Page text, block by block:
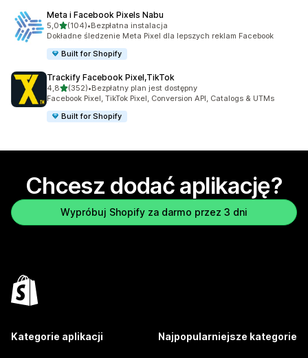
Meta i Facebook Pixels Nabu
5,0na 5 gwiazdek
(104)
Łączna liczba recenzji: 104
•Bezpłatna instalacja
Dokładne śledzenie Meta Pixel dla lepszych reklam Facebook
Built for Shopify
Trackify Facebook Pixel,TikTok
4,8na 5 gwiazdek
(352)
Łączna liczba recenzji: 352
•Bezpłatny plan jest dostępny
Facebook Pixel, TikTok Pixel, Conversion API, Catalogs & UTMs
Built for Shopify
Chcesz dodać aplikację?
Wypróbuj Shopify za darmo przez 3 dni
Kategorie aplikacji Najpopularniejsze kategorie